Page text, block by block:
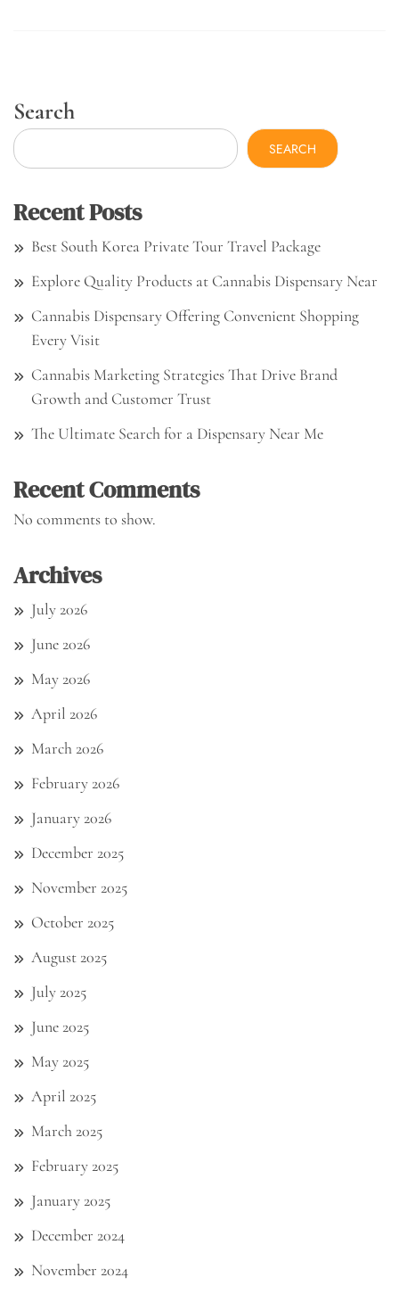
Search
SEARCH
Recent Posts
Best South Korea Private Tour Travel Package
Explore Quality Products at Cannabis Dispensary Near
Cannabis Dispensary Offering Convenient Shopping
Every Visit
Cannabis Marketing Strategies That Drive Brand
Growth and Customer Trust
The Ultimate Search for a Dispensary Near Me
Recent Comments
No comments to show.
Archives
July 2026
June 2026
May 2026
April 2026
March 2026
February 2026
January 2026
December 2025
November 2025
October 2025
August 2025
July 2025
June 2025
May 2025
April 2025
March 2025
February 2025
January 2025
December 2024
November 2024